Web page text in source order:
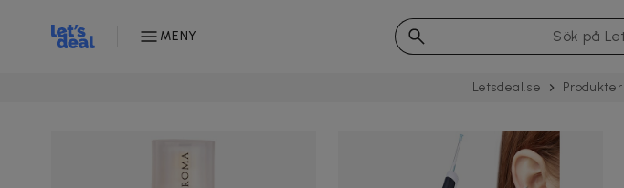
MENY
Letsdeal.se Produkter